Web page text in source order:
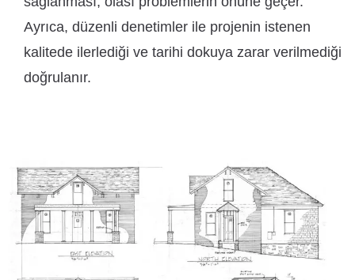
Ayrıca, düzenli denetimler ile projenin istenen
kalitede ilerlediği ve tarihi dokuya zarar verilmediği
doğrulanır.